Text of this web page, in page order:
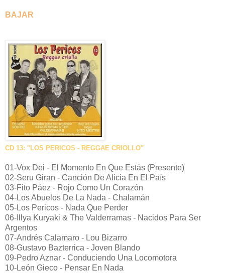
BAJAR
CD 13: "LOS PERICOS - REGGAE CRIOLLO"
01-Vox Dei - El Momento En Que Estás (Presente)
02-Seru Giran - Canción De Alicia En El País
03-Fito Páez - Rojo Como Un Corazón
04-Los Abuelos De La Nada - Chalamán
05-Los Pericos - Nada Que Perder
06-Illya Kuryaki & The Valderramas - Nacidos Para Ser
Argentos
07-Andrés Calamaro - Lou Bizarro
08-Gustavo Bazterrica - Joven Blando
09-Pedro Aznar - Conduciendo Una Locomotora
10-León Gieco - Pensar En Nada